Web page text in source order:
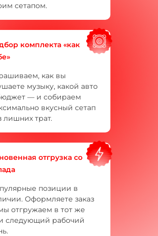
сетапом.
комплекта «как
как вы
музыку, какой авто
— и собираем
вкусный сетап
лишних трат.
отгрузка со
позиции в
Оформляете заказ
отгружаем в тот же
следующий рабочий